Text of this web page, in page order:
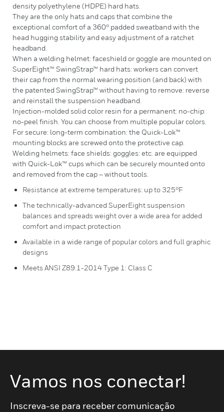
density polyethylene (HDPE) hard hats.
They are the only hats and caps that combine the
exceptional comfort of a 360° padded sweatband with the
head hugging stability and easy adjustment of a ratchet
headband.
When a welding helmet: faceshield or goggle are mounted on
SuperEight™ SwingStrap™ hard hats: workers can convert
their cap from the normal wearing position (and back) with
the patented SwingStrap™ without having to remove: reverse
and reinstall the suspension headband.
Injection-molded solid color resin for a permanent: no-chip:
no-peel finish. You can choose from multiple popular colors.
For secure: long-term combination: the Quick-Lok™
mounting blocks are screwed onto the protective cap.
Welding helmets: face shields: goggles: etc. are equipped
with Quick-Lok™ cups which can be securely mounted onto
and removed from the cap – without tools.
Resistance at extreme temperatures: up to 325°F
The technically-advanced SuperEight suspension
balances and spreads weight over a wide area for added
comfort and impact protection
Available in a wide range of popular colors and full graphic
designs
Meets ANSI Z89.1-2014 Type 1: Class C
Vamos nos conectar!
Inscreva-se para receber comunicação